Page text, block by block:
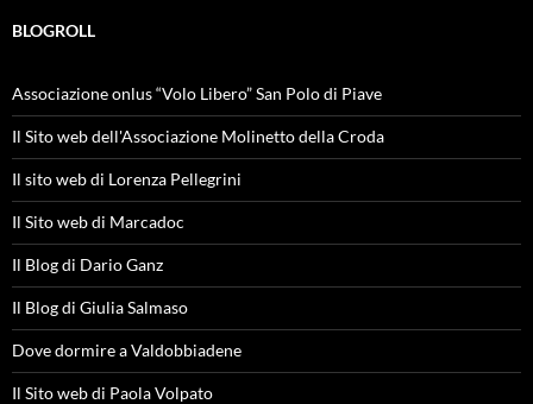
BLOGROLL
Associazione onlus “Volo Libero” San Polo di Piave
Il Sito web dell'Associazione Molinetto della Croda
Il sito web di Lorenza Pellegrini
Il Sito web di Marcadoc
Il Blog di Dario Ganz
Il Blog di Giulia Salmaso
Dove dormire a Valdobbiadene
Il Sito web di Paola Volpato